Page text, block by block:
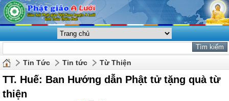
Tin Tức Tin tức Từ Thiện
TT. Huế: Ban Hướng dẫn Phật tử tặng quà từ
thiện